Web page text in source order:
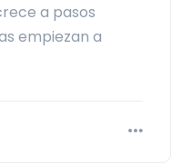
a pasos
empiezan a